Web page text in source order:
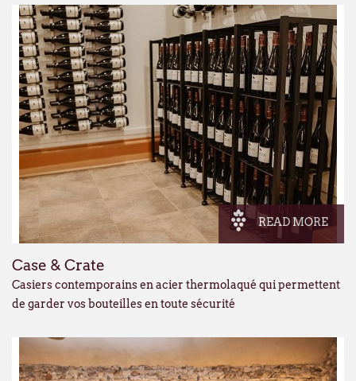
READ MORE
Case & Crate
Casiers contemporains en acier thermolaqué qui permettent
de garder vos bouteilles en toute sécurité